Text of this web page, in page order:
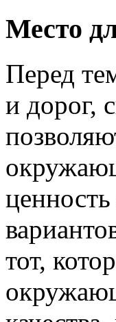
Место
Перед
и дорог,
тот,